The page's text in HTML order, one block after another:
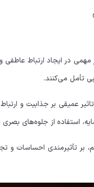
در ایجاد ارتباط عاطفی
تأمل می‌کنند.
عمیقی بر جذابیت و
استفاده از جلوه‌های
بر تأثیرمندی احساسات و